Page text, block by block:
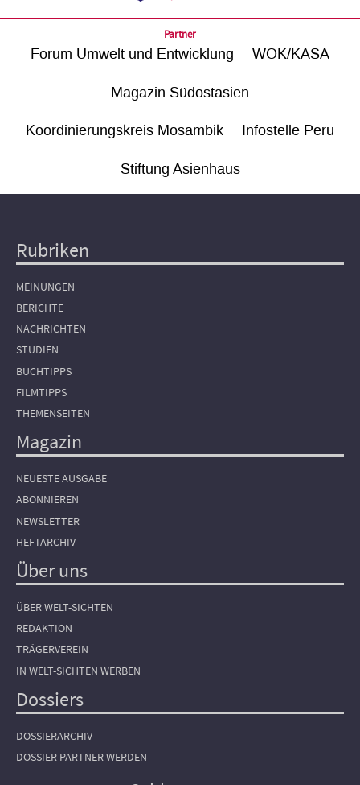
Partner
Forum Umwelt und Entwicklung WÖK/KASA
Magazin Südostasien
Koordinierungskreis Mosambik Infostelle Peru
Stiftung Asienhaus
Hauptnavigation
Rubriken
MEINUNGEN
BERICHTE
NACHRICHTEN
STUDIEN
BUCHTIPPS
FILMTIPPS
THEMENSEITEN
Magazin
NEUESTE AUSGABE
ABONNIEREN
NEWSLETTER
HEFTARCHIV
Über uns
ÜBER WELT-SICHTEN
REDAKTION
TRÄGERVEREIN
IN WELT-SICHTEN WERBEN
Dossiers
DOSSIERARCHIV
DOSSIER-PARTNER WERDEN